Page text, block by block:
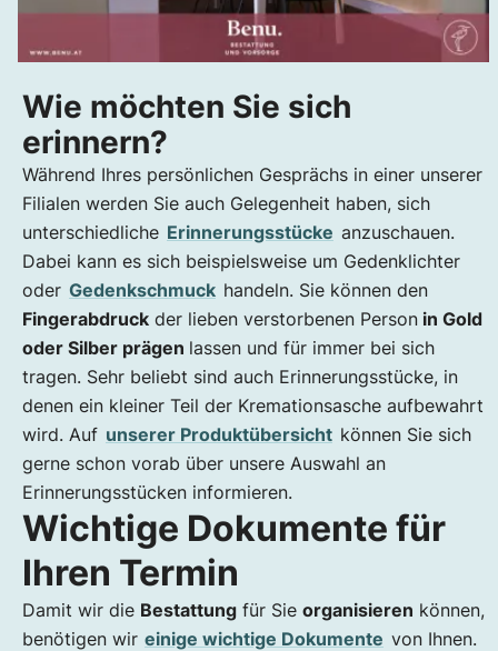
Wie möchten Sie sich
erinnern?
Während Ihres persönlichen Gesprächs in einer unserer
Filialen werden Sie auch Gelegenheit haben, sich
unterschiedliche Erinnerungsstücke anzuschauen.
Dabei kann es sich beispielsweise um Gedenklichter
oder Gedenkschmuck handeln. Sie können den
Fingerabdruck der lieben verstorbenen Person in Gold
oder Silber prägen lassen und für immer bei sich
tragen. Sehr beliebt sind auch Erinnerungsstücke, in
denen ein kleiner Teil der Kremationsasche aufbewahrt
wird. Auf unserer Produktübersicht können Sie sich
gerne schon vorab über unsere Auswahl an
Erinnerungsstücken informieren.
Wichtige Dokumente für
Ihren Termin
Damit wir die Bestattung für Sie organisieren können,
benötigen wir einige wichtige Dokumente von Ihnen.